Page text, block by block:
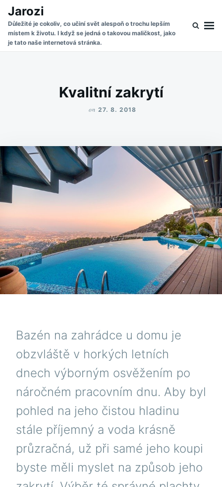
Skip
content
Search
for:
Jarozi
Důležité je cokoliv, co učiní svět alespoň o trochu lepším
místem k životu. I když se jedná o takovou maličkost, jako
je tato naše internetová stránka.
Kvalitní zakrytí
on 27. 8. 2018
Bazén na zahrádce u domu je
obzvláště v horkých letních
dnech výborným osvěžením po
náročném pracovním dnu. Aby byl
pohled na jeho čistou hladinu
stále příjemný a voda krásně
průzračná, už při samé jeho koupi
byste měli myslet na způsob jeho